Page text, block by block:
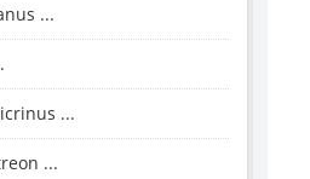
...
...
...